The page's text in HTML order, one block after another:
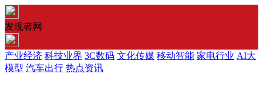
发现者网
产业经济 科技业界 3C数码 文化传媒 移动智能 家电行业 AI大
模型 汽车出行 热点资讯